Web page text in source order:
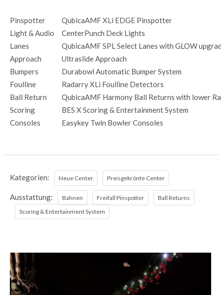
Pinspotter
QubicaAMF XLi EDGE Pinspotter
Light & Audio
CenterPunch Deck Lights
Lanes
QubicaAMF SPL Select Lanes with GLOW
Approach
Ultraslide Approach
Bumpers
Durabowl Automatic Bumper System
Foulline
Radarry XLi Foulline Detectors
Ball Return
QubicaAMF Harmony Ball Returns with lower
Scoring
BES X Scoring & Entertainment System
Consoles
Easykey Twin Bowler Consoles
Kategorien: Neue Center Preisgekrönte Center
Ausstattung: Bahnen Freifall Pinspotter
Ball Returns
Scoring & Entertainment System